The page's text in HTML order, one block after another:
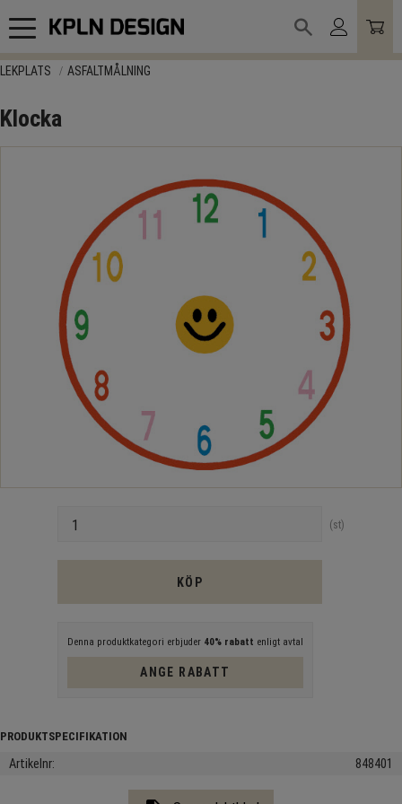
Meny
LEKPLATS ASFALTMÅLNING
Klocka
st
KÖP
Denna produktkategori erbjuder 40% rabatt enligt avtal
ANGE RABATT
Artikelnr 848401